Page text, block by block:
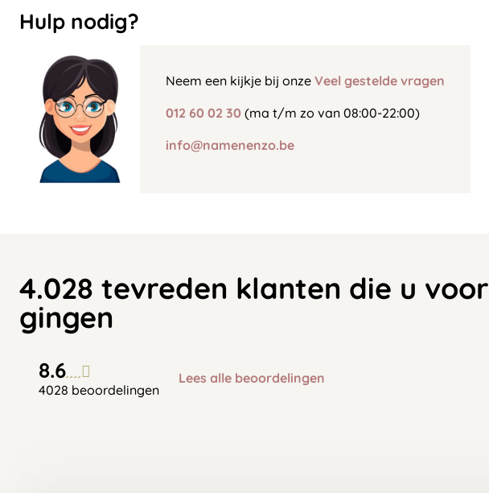
Hulp nodig?
Neem een kijkje bij onze Veel gestelde vragen
012 60 02 30 (ma t/m zo van 08:00-22:00)
info@namenenzo.be
4.028 tevreden klanten die u voor
gingen
8.6
4028 beoordelingen
Lees alle beoordelingen